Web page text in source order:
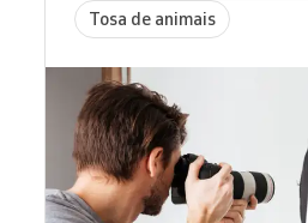
Tosa de animais